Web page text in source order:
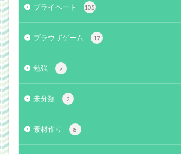
プライベート 105
ブラウザゲーム 17
勉強 7
未分類 2
素材作り 8